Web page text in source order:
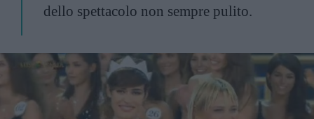
dello spettacolo non sempre pulito.